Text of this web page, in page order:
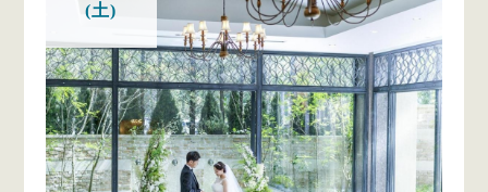
(土)